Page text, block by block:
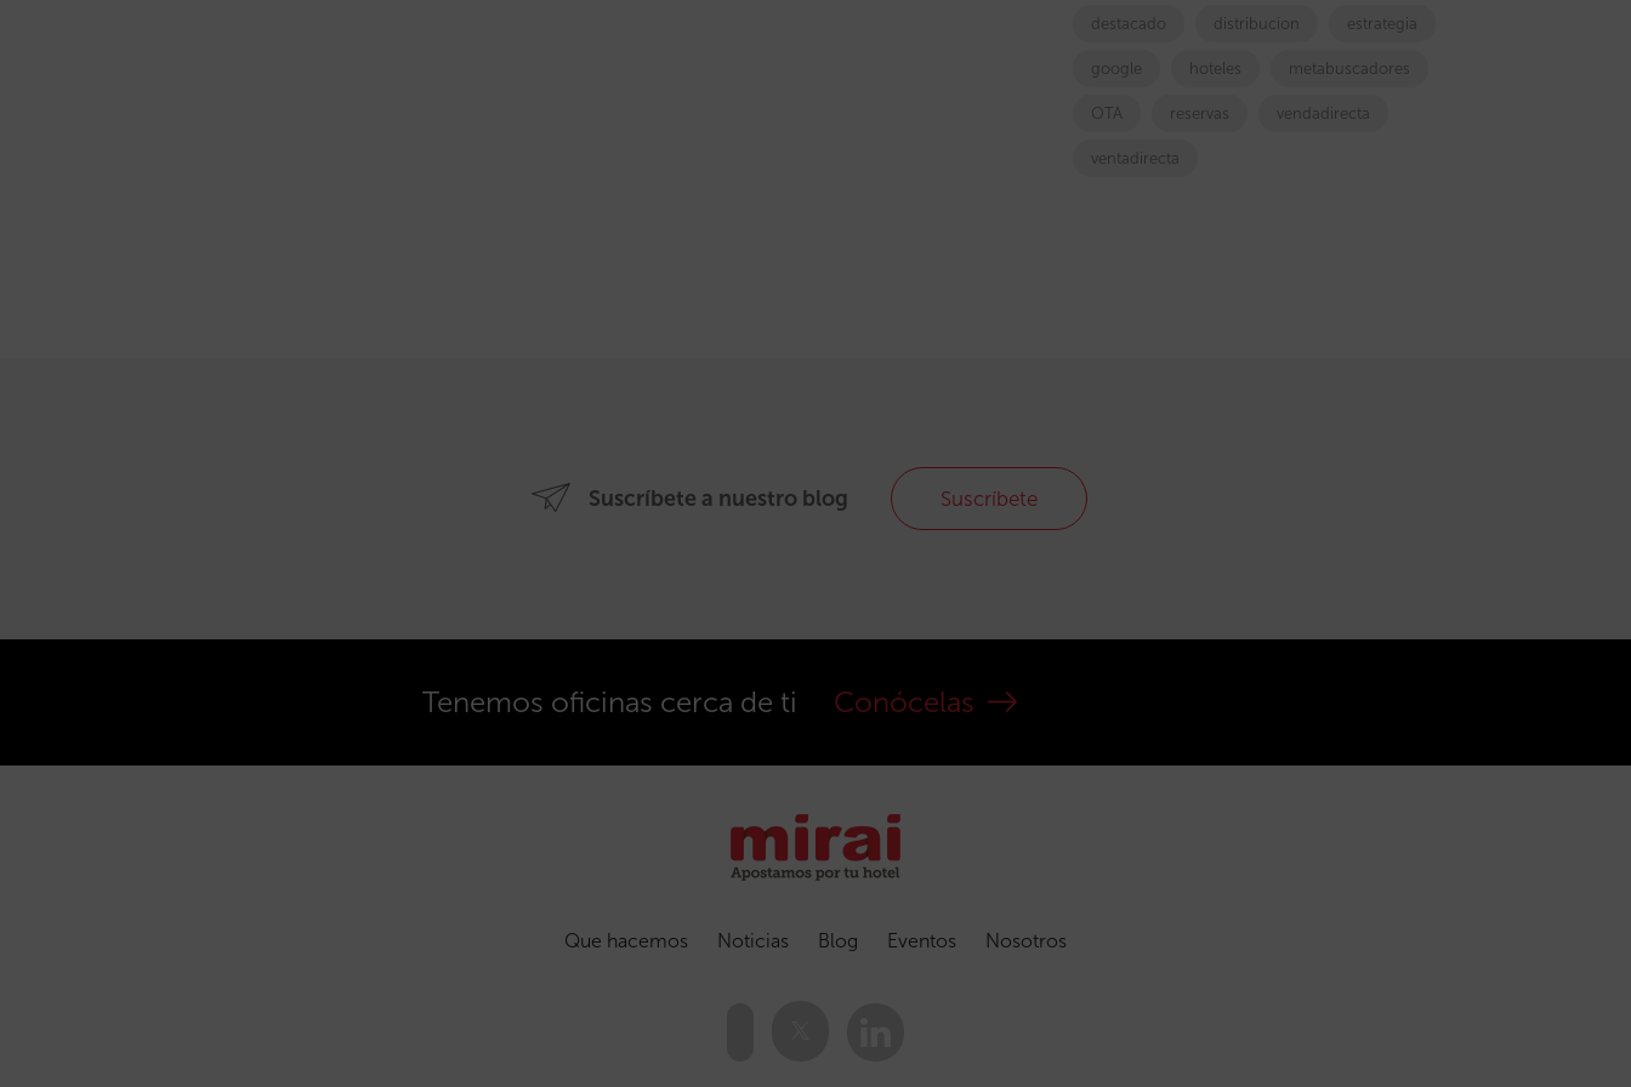
destacado distribucion estrategia
google hoteles metabuscadores
OTA reservas vendadirecta
ventadirecta
Suscríbete a nuestro blog Suscríbete
Tenemos oficinas cerca de ti Conócelas
Que hacemos Noticias Blog Eventos Nosotros